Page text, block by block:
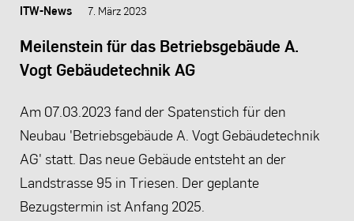
ITW-News 7. März 2023
Meilenstein für das Betriebsgebäude A.
Vogt Gebäudetechnik AG
Am 07.03.2023 fand der Spatenstich für den
Neubau 'Betriebsgebäude A. Vogt Gebäudetechnik
AG' statt. Das neue Gebäude entsteht an der
Landstrasse 95 in Triesen. Der geplante
Bezugstermin ist Anfang 2025.